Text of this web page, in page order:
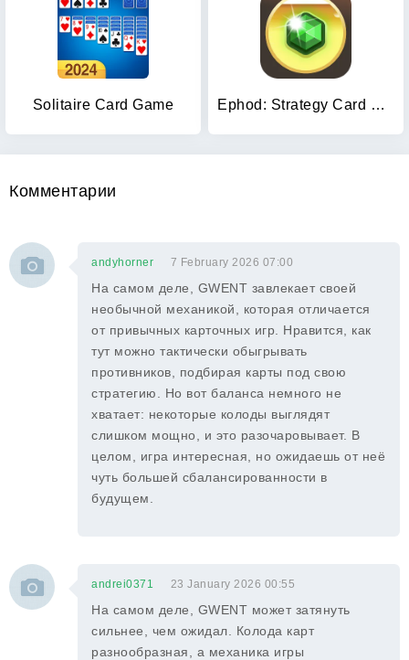
Solitaire Card Game Ephod: Strategy Card Game
Комментарии
andyhorner 7 February 2026 07:00
На самом деле, GWENT завлекает своей
необычной механикой, которая отличается
от привычных карточных игр. Нравится, как
тут можно тактически обыгрывать
противников, подбирая карты под свою
стратегию. Но вот баланса немного не
хватает: некоторые колоды выглядят
слишком мощно, и это разочаровывает. В
целом, игра интересная, но ожидаешь от неё
чуть большей сбалансированности в
будущем.
andrei0371 23 January 2026 00:55
На самом деле, GWENT может затянуть
сильнее, чем ожидал. Колода карт
разнообразная, а механика игры